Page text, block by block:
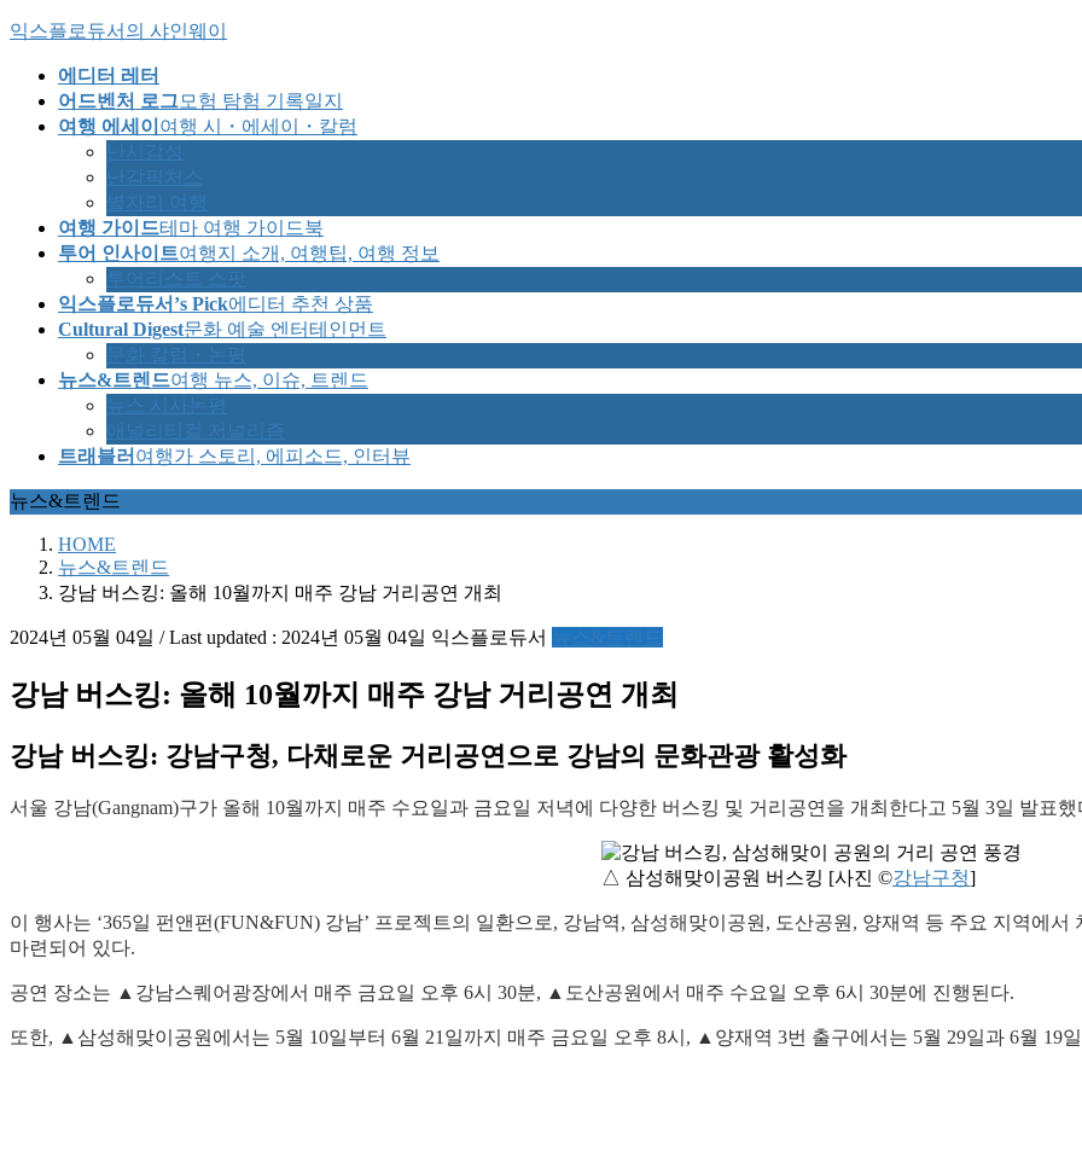
Skip
content
Skip
Navigation
익스플로듀서의 샤인웨이
에디터 레터
어드벤처 로그모험 탐험 기록일지
여행 에세이 여행 시・에세이・칼럼
난시감성
난감픽처스
별자리 여행
여행 가이드테마 여행 가이드북
투어 인사이트여행지 소개, 여행팁, 여행 정보
투어리스트 스팟
익스플로듀서’s Pick에디터 추천 상품
Cultural Digest문화 예술 엔터테인먼트
문화 칼럼・논평
뉴스&트렌드여행 뉴스, 이슈, 트렌드
뉴스 시사논평
애널리티컬 저널리즘
트래블러 여행가 스토리, 에피소드, 인터뷰
뉴스&트렌드
HOME
뉴스&트렌드
강남 버스킹: 올해 10월까지 매주 강남 거리공연 개최
2024년 05월 04일 / Last updated : 2024년 05월 04일 익스플로듀서
강남 버스킹: 올해 10월까지 매주 강남 거리공연 개최
강남 버스킹: 강남구청, 다채로운 거리공연으로 강남의 문화관광 활성화
서울 강남(Gangnam)구가 올해 10월까지 매주 수요일과 금요일 저녁에 다양한 버스킹 및 거리공연을 개최한다고 5월 3일 발표했
△ 삼성해맞이공원 버스킹 [사진 ©강남구청]
이 행사는 ‘365일 펀앤펀(FUN&FUN) 강남’ 프로젝트의 일환으로, 강남역, 삼성해맞이공원, 도산공원, 양재역 등 주요 지역에
마련되어 있다.
공연 장소는 ▲강남스퀘어광장에서 매주 금요일 오후 6시 30분, ▲도산공원에서 매주 수요일 오후 6시 30분에 진행된다.
또한, ▲삼성해맞이공원에서는 5월 10일부터 6월 21일까지 매주 금요일 오후 8시, ▲양재역 3번 출구에서는 5월 29일과 6월 19